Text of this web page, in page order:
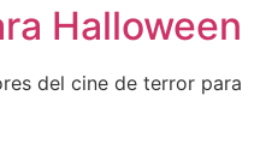
Halloween
del cine de terror para